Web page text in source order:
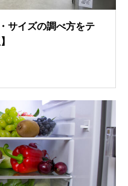
サイズの調べ方をテ